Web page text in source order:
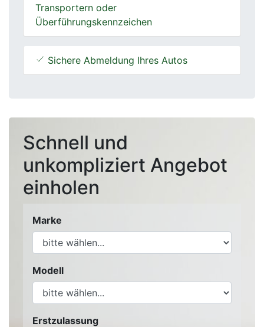
Transportern oder
Überführungskennzeichen
Sichere Abmeldung Ihres Autos
Schnell und
unkompliziert Angebot
einholen
Marke
Modell
Erstzulassung